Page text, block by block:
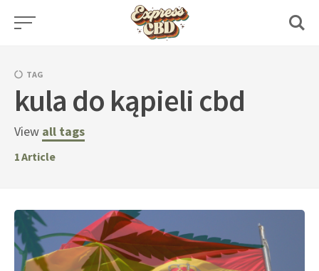
Skip
TAG
kula do kąpieli cbd
View all tags
1Article